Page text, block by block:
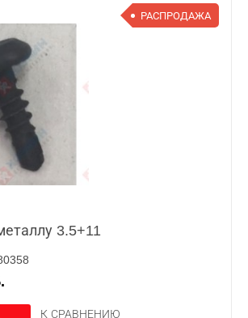
РАСПРОДАЖА
3.5+11
К СРАВНЕНИЮ